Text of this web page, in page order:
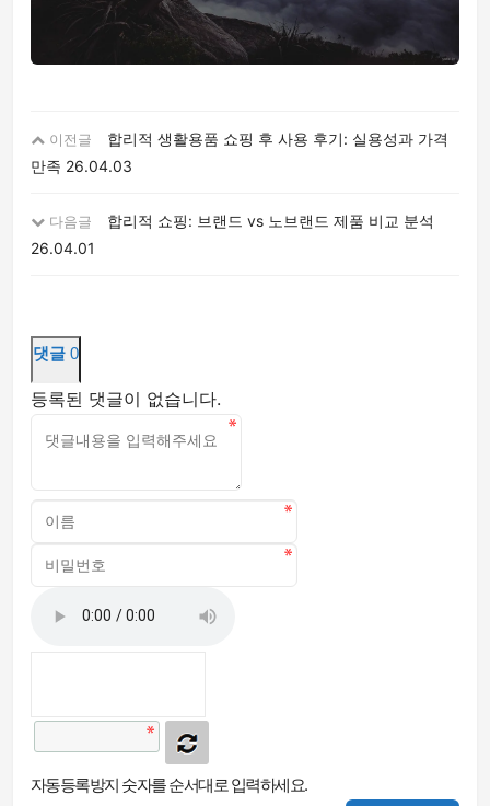
이전글
합리적 생활용품 쇼핑 후 사용 후기: 실용성과 가격
만족 26.04.03
다음글
합리적 쇼핑: 브랜드 vs 노브랜드 제품 비교 분석
26.04.01
댓글 0
등록된 댓글이 없습니다.
자동등록방지 숫자를 순서대로 입력하세요.